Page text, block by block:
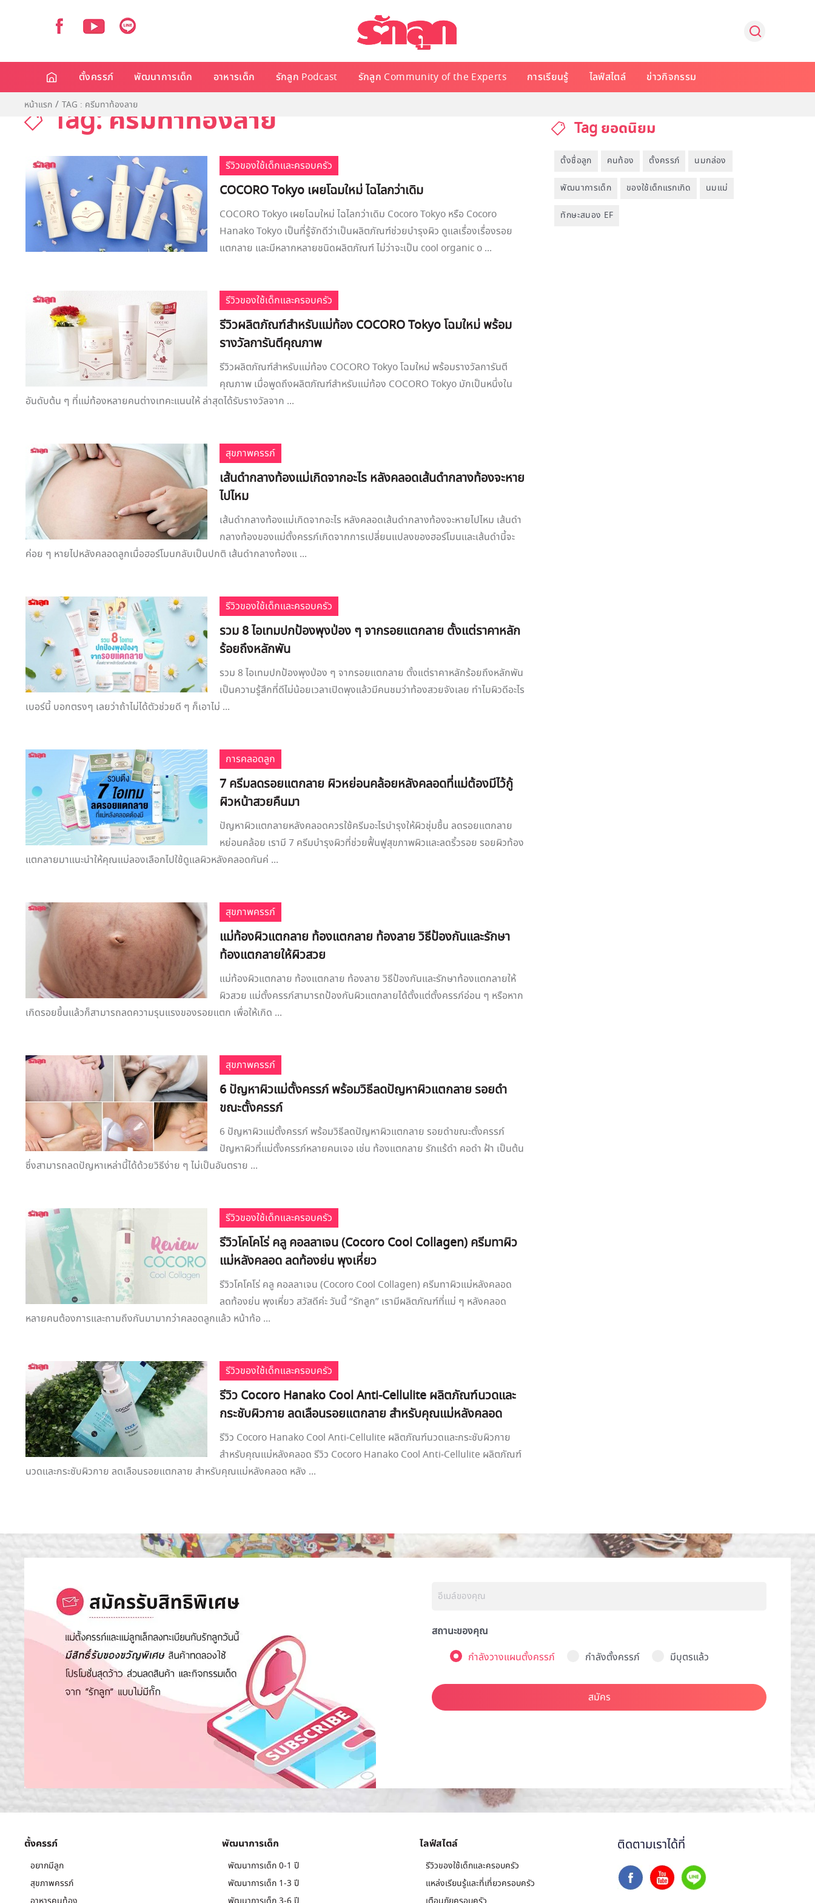
ตั้งครรภ์ พัฒนาการเด็ก อาหารเด็ก รักลูก Podcast รักลูก Community of the Experts การเรียนรู้ ไลฟ์สไตล์ ข่าวกิจกรรม
หน้าแรก TAG : ครีมทาท้องลาย
Tag: ครีมทาท้องลาย
รีวิวของใช้เด็กและครอบครัว
COCORO Tokyo เผยโฉมใหม่ ไฉไลกว่าเดิม
COCORO Tokyo เผยโฉมใหม่ ไฉไลกว่าเดิม Cocoro Tokyo หรือ Cocoro
Hanako Tokyo เป็นที่รู้จักดีว่าเป็นผลิตภัณฑ์ช่วยบำรุงผิว ดูแลเรื่องเรื่องรอย
แตกลาย และมีหลากหลายชนิดผลิตภัณฑ์ ไม่ว่าจะเป็น cool organic o ...
รีวิวของใช้เด็กและครอบครัว
รีวิวผลิตภัณฑ์สำหรับแม่ท้อง COCORO Tokyo โฉมใหม่ พร้อม
รางวัลการันตีคุณภาพ
รีวิวผลิตภัณฑ์สำหรับแม่ท้อง COCORO Tokyo โฉมใหม่ พร้อมรางวัลการันตี
คุณภาพ เมื่อพูดถึงผลิตภัณฑ์สำหรับแม่ท้อง COCORO Tokyo มักเป็นหนึ่งใน
อันดับต้น ๆ ที่แม่ท้องหลายคนต่างเทคะแนนให้ ล่าสุดได้รับรางวัลจาก ...
สุขภาพครรภ์
เส้นดำกลางท้องแม่เกิดจากอะไร หลังคลอดเส้นดำกลางท้องจะหาย
ไปไหม
เส้นดำกลางท้องแม่เกิดจากอะไร หลังคลอดเส้นดำกลางท้องจะหายไปไหม เส้นดำ
กลางท้องของแม่ตั้งครรภ์เกิดจากการเปลี่ยนแปลงของฮอร์โมนและเส้นดำนี้จะ
ค่อย ๆ หายไปหลังคลอดลูกเมื่อฮอร์โมนกลับเป็นปกติ เส้นดำกลางท้องแ ...
รีวิวของใช้เด็กและครอบครัว
รวม 8 ไอเทมปกป้องพุงป่อง ๆ จากรอยแตกลาย ตั้งแต่ราคาหลัก
ร้อยถึงหลักพัน
รวม 8 ไอเทมปกป้องพุงป่อง ๆ จากรอยแตกลาย ตั้งแต่ราคาหลักร้อยถึงหลักพัน
เป็นความรู้สึกที่ดีไม่น้อยเวลาเปิดพุงแล้วมีคนชมว่าท้องสวยจังเลย ทำไมผิวดีอะไร
เบอร์นี้ บอกตรงๆ เลยว่าถ้าไม่ได้ตัวช่วยดี ๆ ก็เอาไม่ ...
การคลอดลูก
7 ครีมลดรอยแตกลาย ผิวหย่อนคล้อยหลังคลอดที่แม่ต้องมีไว้กู้
ผิวหน้าสวยคืนมา
ปัญหาผิวแตกลายหลังคลอดควรใช้ครีมอะไรบำรุงให้ผิวชุ่มชื้น ลดรอยแตกลาย
หย่อนคล้อย เรามี 7 ครีมบำรุงผิวที่ช่วยฟื้นฟูสุขภาพผิวและลดริ้วรอย รอยผิวท้อง
แตกลายมาแนะนำให้คุณแม่ลองเลือกไปใช้ดูแลผิวหลังคลอดกันค่ ...
สุขภาพครรภ์
แม่ท้องผิวแตกลาย ท้องแตกลาย ท้องลาย วิธีป้องกันและรักษา
ท้องแตกลายให้ผิวสวย
แม่ท้องผิวแตกลาย ท้องแตกลาย ท้องลาย วิธีป้องกันและรักษาท้องแตกลายให้
ผิวสวย แม่ตั้งครรภ์สามารถป้องกันผิวแตกลายได้ตั้งแต่ตั้งครรภ์อ่อน ๆ หรือหาก
เกิดรอยขึ้นแล้วก็สามารถลดความรุนแรงของรอยแตก เพื่อให้เกิด ...
สุขภาพครรภ์
6 ปัญหาผิวแม่ตั้งครรภ์ พร้อมวิธีลดปัญหาผิวแตกลาย รอยดำ
ขณะตั้งครรภ์
6 ปัญหาผิวแม่ตั้งครรภ์ พร้อมวิธีลดปัญหาผิวแตกลาย รอยดำขณะตั้งครรภ์
ปัญหาผิวที่แม่ตั้งครรภ์หลายคนเจอ เช่น ท้องแตกลาย รักแร้ดำ คอดำ ฝ้า เป็นต้น
ซึ่งสามารถลดปัญหาเหล่านี้ได้ด้วยวิธีง่าย ๆ ไม่เป็นอันตราย ...
รีวิวของใช้เด็กและครอบครัว
รีวิวโคโคโร่ คลู คอลลาเจน (Cocoro Cool Collagen) ครีมทาผิว
แม่หลังคลอด ลดท้องย่น พุงเหี่ยว
รีวิวโคโคโร่ คลู คอลลาเจน (Cocoro Cool Collagen) ครีมทาผิวแม่หลังคลอด
ลดท้องย่น พุงเหี่ยว สวัสดีค่ะ วันนี้ “รักลูก” เรามีผลิตภัณฑ์ที่แม่ ๆ หลังคลอด
หลายคนต้องการและถามถึงกันมามากว่าคลอดลูกแล้ว หน้าท้อ ...
รีวิวของใช้เด็กและครอบครัว
รีวิว Cocoro Hanako Cool Anti-Cellulite ผลิตภัณฑ์นวดและ
กระชับผิวกาย ลดเลือนรอยแตกลาย สำหรับคุณแม่หลังคลอด
รีวิว Cocoro Hanako Cool Anti-Cellulite ผลิตภัณฑ์นวดและกระชับผิวกาย
สำหรับคุณแม่หลังคลอด รีวิว Cocoro Hanako Cool Anti-Cellulite ผลิตภัณฑ์
นวดและกระชับผิวกาย ลดเลือนรอยแตกลาย สำหรับคุณแม่หลังคลอด หลัง ...
Tag ยอดนิยม
ตั้งชื่อลูก คนท้อง ตั้งครรภ์ นมกล่อง
พัฒนาการเด็ก ของใช้เด็กแรกเกิด นมแม่
ทักษะสมอง EF
สถานะของคุณ
กำลังวางแผนตั้งครรภ์
กำลังตั้งครรภ์ มีบุตรแล้ว
สมัคร
ตั้งครรภ์
อยากมีลูก
สุขภาพครรภ์
พัฒนาการเด็ก
พัฒนาการเด็ก 0-1 ปี
พัฒนาการเด็ก 1-3 ปี
ไลฟ์สไตล์
รีวิวของใช้เด็กและครอบครัว
แหล่งเรียนรู้และที่เที่ยวครอบครัว
ติดตามเราได้ที่